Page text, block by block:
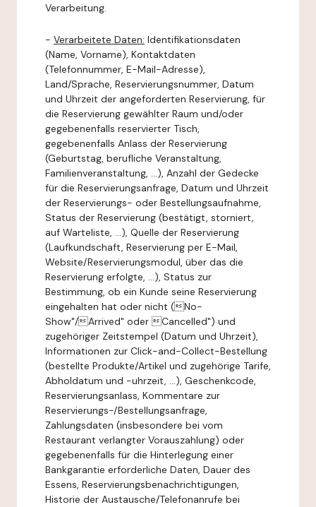
Verarbeitung.
- Verarbeitete Daten: Identifikationsdaten
(Name, Vorname), Kontaktdaten
(Telefonnummer, E-Mail-Adresse),
Land/Sprache, Reservierungsnummer, Datum
und Uhrzeit der angeforderten Reservierung, für
die Reservierung gewählter Raum und/oder
gegebenenfalls reservierter Tisch,
gegebenenfalls Anlass der Reservierung
(Geburtstag, berufliche Veranstaltung,
Familienveranstaltung, ...), Anzahl der Gedecke
für die Reservierungsanfrage, Datum und Uhrzeit
der Reservierungs- oder Bestellungsaufnahme,
Status der Reservierung (bestätigt, storniert,
auf Warteliste, ...), Quelle der Reservierung
(Laufkundschaft, Reservierung per E-Mail,
Website/Reservierungsmodul, über das die
Reservierung erfolgte, ...), Status zur
Bestimmung, ob ein Kunde seine Reservierung
eingehalten hat oder nicht (No-
Show"/Arrived" oder Cancelled") und
zugehöriger Zeitstempel (Datum und Uhrzeit),
Informationen zur Click-and-Collect-Bestellung
(bestellte Produkte/Artikel und zugehörige Tarife,
Abholdatum und -uhrzeit, ...), Geschenkcode,
Reservierungsanlass, Kommentare zur
Reservierungs-/Bestellungsanfrage,
Zahlungsdaten (insbesondere bei vom
Restaurant verlangter Vorauszahlung) oder
gegebenenfalls für die Hinterlegung einer
Bankgarantie erforderliche Daten, Dauer des
Essens, Reservierungsbenachrichtigungen,
Historie der Austausche/Telefonanrufe bei